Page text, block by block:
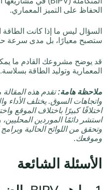
الحفاظ على التميز المعماري.
السؤال ليس ما إذا كانت
ستصبح معيارًا، بل مدى سرعة
قد يوضح مشروعك القادم ما
المعمارية وتوليد الطاقة بسلاسة.
ملاحظة هامة:
واتجاهات السوق. يختلف الأداء
اختلافًا كبيرًا باختلاف الموقع
استشر دائمًا الموردين
وتحقق من اللوائح الحالية
وموقعك.
الأسئلة الشائعة